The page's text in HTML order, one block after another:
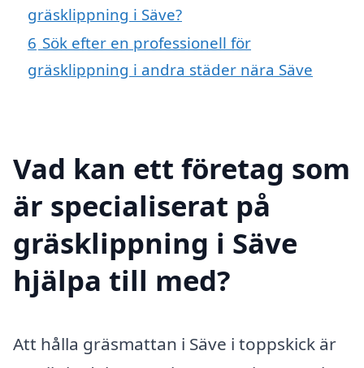
gräsklippning i Säve?
6 Sök efter en professionell för
gräsklippning i andra städer nära Säve
Vad kan ett företag som
är specialiserat på
gräsklippning i Säve
hjälpa till med?
Att hålla gräsmattan i Säve i toppskick är